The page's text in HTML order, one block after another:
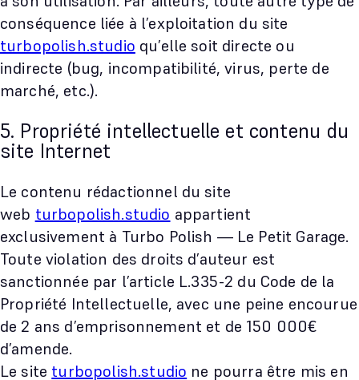
conséquence liée à l’exploitation du site
turbopolish.studio qu’elle soit directe ou
indirecte (bug, incompatibilité, virus, perte de
marché, etc.).
5. Propriété intellectuelle et contenu du
site Internet
Le contenu rédactionnel du site
web turbopolish.studio appartient
exclusivement à Turbo Polish — Le Petit Garage.
Toute violation des droits d’auteur est
sanctionnée par l’article L.335-2 du Code de la
Propriété Intellectuelle, avec une peine encourue
de 2 ans d’emprisonnement et de 150 000€
d’amende.
Le site turbopolish.studio ne pourra être mis en